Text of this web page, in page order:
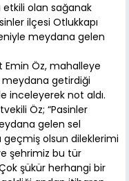
etkili olan sağanak
ilçesi Otlukkapı
meydana gelen
Emin Öz, mahalleye
meydana getirdiği
inceleyerek not aldı.
Öz; “Pasinler
gelen sel
geçmiş olsun dileklerimi
şehrimiz bu tür
şükür herhangi bir